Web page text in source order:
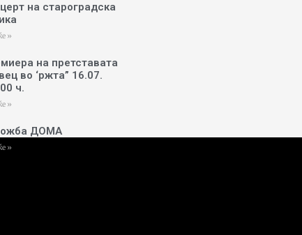
на староградска
»
на претставата
во ‘ржта” 16.07.
ч.
»
ДОМА
»